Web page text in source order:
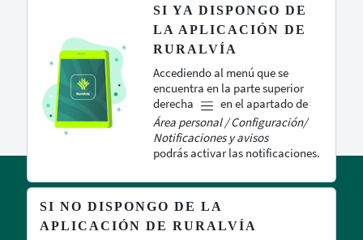
SI YA DISPONGO DE
LA APLICACIÓN DE
RURALVÍA
Accediendo al menú que se
encuentra en la parte superior
derecha
en el apartado de
Área personal / Configuración/
Notificaciones y avisos
podrás activar las notificaciones.
SI NO DISPONGO DE LA
APLICACIÓN DE RURALVÍA